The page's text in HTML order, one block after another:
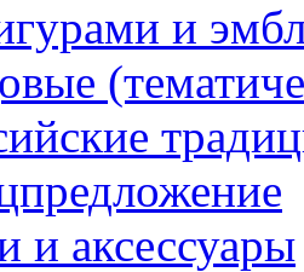
и
и аксессуары